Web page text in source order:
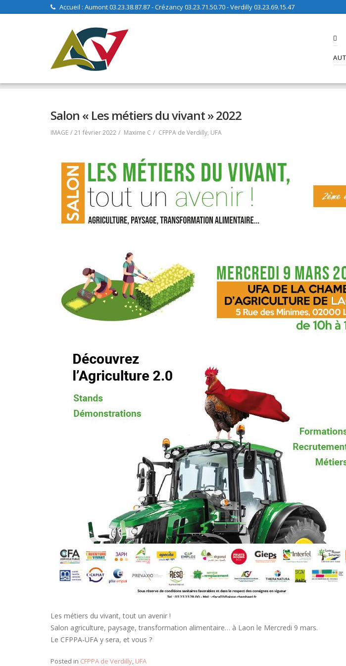
Accueil : Aumont 03.23.38.87.87 - Crézancy 03.23.71.50.70 - Verdilly 03.23.69.15.47
Salon « Les métiers du vivant » 2022
IMAGEPOST21 février 2022 Maxime C CFPPA de Verdilly, UFA
Les métiers du vivant, tout un avenir !
Salon agriculture, paysage, transformation alimentaire… à Laon le Mercredi 9 mars.
Le CFPPA-UFA y sera, et vous ?
Posted in CFPPA de Verdilly, UFA